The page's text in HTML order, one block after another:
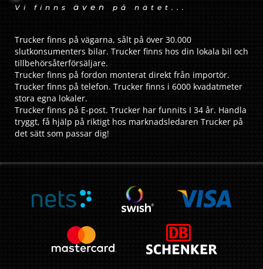
Vi finns även på nätet...
Trucker finns på vägarna, sålt på över 30.000
slutkonsumenters bilar. Trucker finns hos din lokala bil och
tillbehörsåterförsäljare.
Trucker finns på fordon monterat direkt från importör.
Trucker finns på telefon. Trucker finns i 6000 kvadatmeter
stora egna lokaler.
Trucker finns på E-post. Trucker har funnits I 34 år. Handla
tryggt, få hjälp på riktigt hos marknadsledaren Trucker på
det sätt som passar dig!